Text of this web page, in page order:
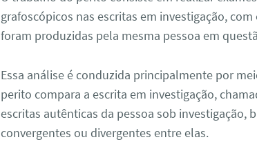
grafoscópicos nas escritas em investigação,
foram produzidas pela mesma pessoa em
Essa análise é conduzida principalmente por
perito compara a escrita em investigação,
escritas autênticas da pessoa sob investigação,
convergentes ou divergentes entre elas.